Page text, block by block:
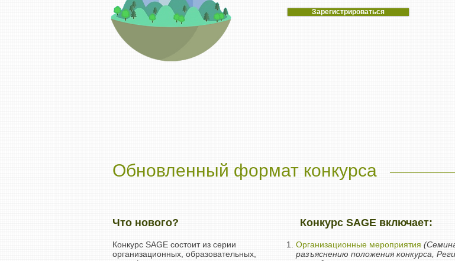
Зарегистрироваться
Обновленный формат конкурса
Конкурс SAGE включает:
Что нового?
Конкурс SAGE состоит из серии
организационных, образовательных,
Организационные мероприятия
разъяснению положения конкурса,